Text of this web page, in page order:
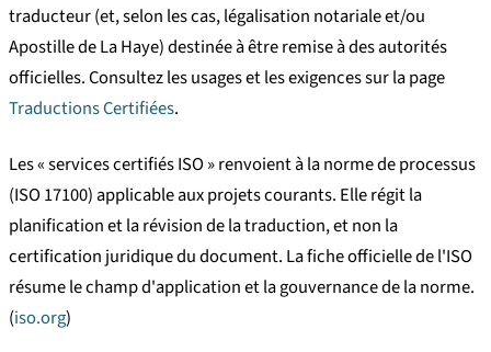
traducteur (et, selon les cas, légalisation notariale et/ou
Apostille de La Haye) destinée à être remise à des autorités
officielles. Consultez les usages et les exigences sur la page
Traductions Certifiées.
Les « services certifiés ISO » renvoient à la norme de processus
(ISO 17100) applicable aux projets courants. Elle régit la
planification et la révision de la traduction, et non la
certification juridique du document. La fiche officielle de l'ISO
résume le champ d'application et la gouvernance de la norme.
(iso.org)